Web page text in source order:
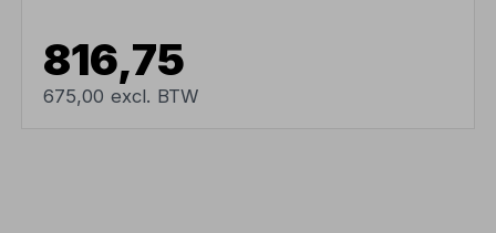
816,75
675,00 excl. BTW